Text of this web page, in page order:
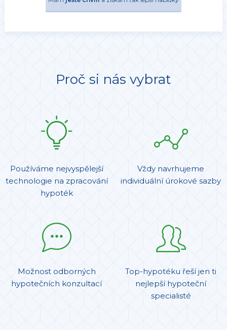
Proč si nás vybrat
Používáme nejvyspělejší
technologie na zpracování
hypoték
Vždy navrhujeme
individuální úrokové sazby
Možnost odborných
hypotečních konzultací
Top-hypotéku řeší jen ti
nejlepší hypoteční
specialisté